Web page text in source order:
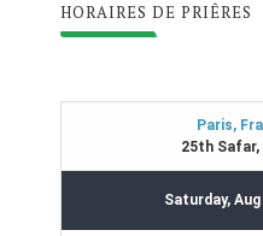
HORAIRES DE PRIÊRES